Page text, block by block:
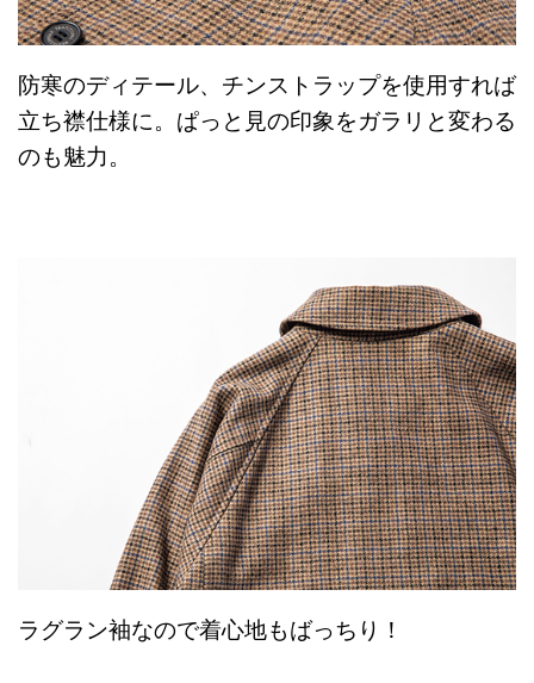
防寒のディテール、チンストラップを使用すれば
立ち襟仕様に。ぱっと見の印象をガラリと変わる
のも魅力。
ラグラン袖なので着心地もばっちり！